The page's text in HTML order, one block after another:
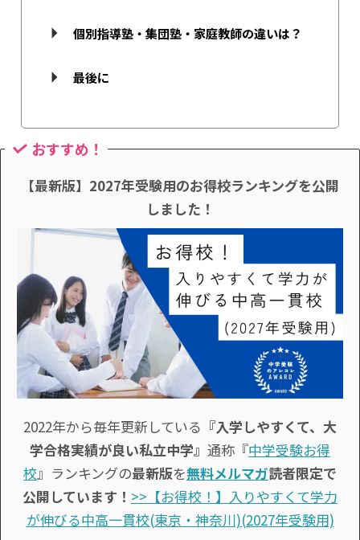
個別指導塾・集団塾・家庭教師の違いは？
最後に
おすすめ！
【最新版】2027年受験用のお得校ランキングを公開
しました！
2022年から毎年更新している 『入学しやすくて、大
学合格実績が良い私立中学』 通称『中学受験お得
校』ランキングの最新版を無料メルマガ読者限定で
公開しています！ >>【お得校！】入りやすくて学力
が伸びる中高一貫校(東京・神奈川)(2027年受験用)